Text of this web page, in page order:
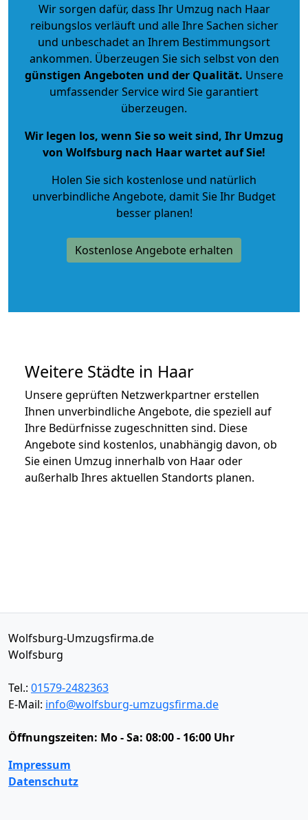
Wir sorgen dafür, dass Ihr Umzug nach Haar
reibungslos verläuft und alle Ihre Sachen sicher
und unbeschadet an Ihrem Bestimmungsort
ankommen. Überzeugen Sie sich selbst von den
günstigen Angeboten und der Qualität. Unsere
umfassender Service wird Sie garantiert
überzeugen.
Wir legen los, wenn Sie so weit sind, Ihr Umzug
von Wolfsburg nach Haar wartet auf Sie!
Holen Sie sich kostenlose und natürlich
unverbindliche Angebote, damit Sie Ihr Budget
besser planen!
Kostenlose Angebote erhalten
Weitere Städte in Haar
Unsere geprüften Netzwerkpartner erstellen
Ihnen unverbindliche Angebote, die speziell auf
Ihre Bedürfnisse zugeschnitten sind. Diese
Angebote sind kostenlos, unabhängig davon, ob
Sie einen Umzug innerhalb von Haar oder
außerhalb Ihres aktuellen Standorts planen.
Wolfsburg-Umzugsfirma.de
Wolfsburg
Tel.: 01579-2482363
E-Mail: info@wolfsburg-umzugsfirma.de
Öffnungszeiten: Mo - Sa: 08:00 - 16:00 Uhr
Impressum
Datenschutz